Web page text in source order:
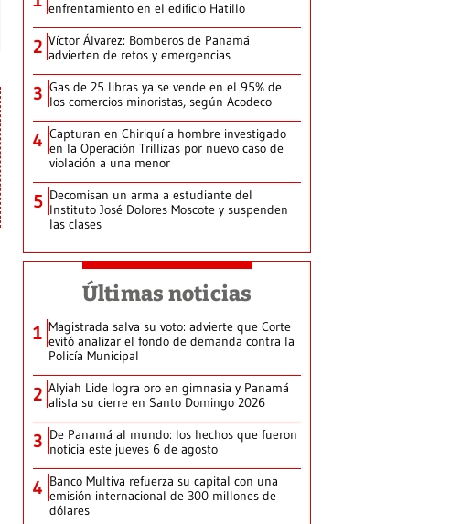
enfrentamiento en el edificio Hatillo
2 Víctor Álvarez: Bomberos de Panamá
advierten de retos y emergencias
3 Gas de 25 libras ya se vende en el 95% de
los comercios minoristas, según Acodeco
4 Capturan en Chiriquí a hombre investigado
en la Operación Trillizas por nuevo caso de
violación a una menor
5 Decomisan un arma a estudiante del
Instituto José Dolores Moscote y suspenden
las clases
Últimas noticias
1 Magistrada salva su voto: advierte que Corte
evitó analizar el fondo de demanda contra la
Policía Municipal
2 Alyiah Lide logra oro en gimnasia y Panamá
alista su cierre en Santo Domingo 2026
3 De Panamá al mundo: los hechos que fueron
noticia este jueves 6 de agosto
4 Banco Multiva refuerza su capital con una
emisión internacional de 300 millones de
dólares